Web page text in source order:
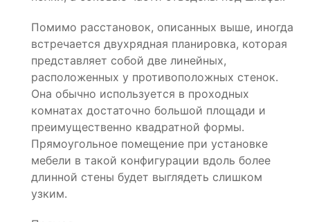
Помимо расстановок, описанных выше, иногда
встречается двухрядная планировка, которая
представляет собой две линейных,
расположенных у противоположных стенок.
Она обычно используется в проходных
комнатах достаточно большой площади и
преимущественно квадратной формы.
Прямоугольное помещение при установке
мебели в такой конфигурации вдоль более
длинной стены будет выглядеть слишком
узким.